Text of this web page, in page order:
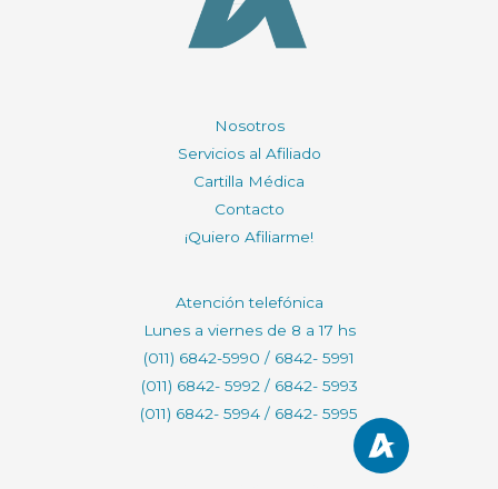
Nosotros
Servicios al Afiliado
Cartilla Médica
Contacto
¡Quiero Afiliarme!
Atención telefónica
Lunes a viernes de 8 a 17 hs
(011) 6842-5990 / 6842- 5991
(011) 6842- 5992 / 6842- 5993
(011) 6842- 5994 / 6842- 5995